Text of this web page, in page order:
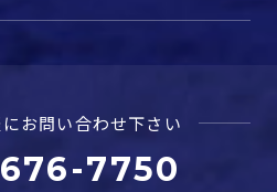
お問い合わせ下さい
7750